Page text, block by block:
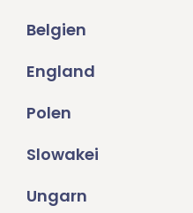
Belgien
England
Polen
Slowakei
Ungarn